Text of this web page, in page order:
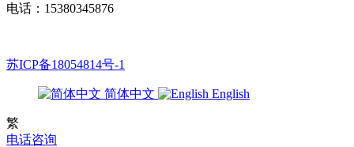
电话：15380345876
苏ICP备18054814号-1
简体中文 English
繁
电话咨询